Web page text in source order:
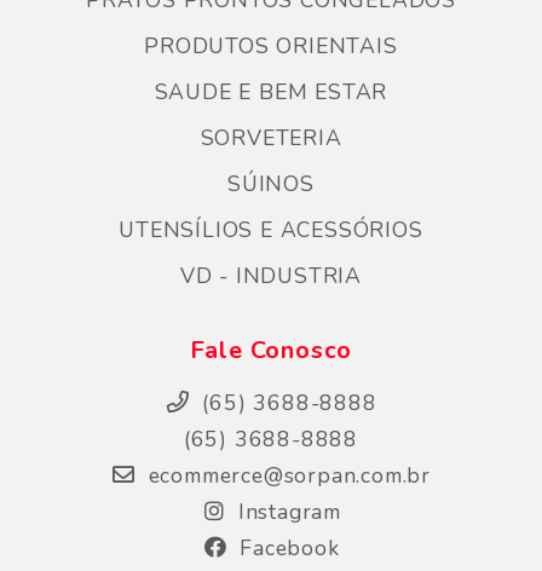
PRODUTOS ORIENTAIS
SAUDE E BEM ESTAR
SORVETERIA
SÚINOS
UTENSÍLIOS E ACESSÓRIOS
VD - INDUSTRIA
Fale Conosco
(65) 3688-8888
(65) 3688-8888
ecommerce@sorpan.com.br
Instagram
Facebook